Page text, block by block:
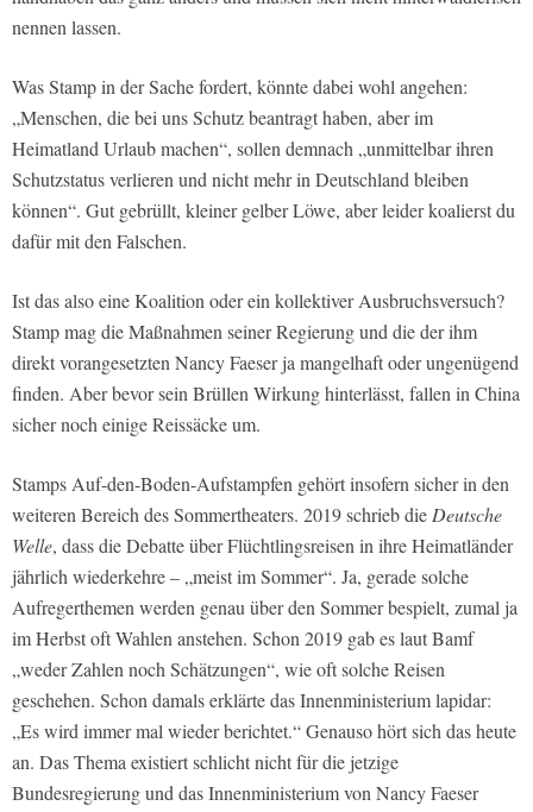
nennen lassen.
Was Stamp in der Sache fordert, könnte dabei wohl angehen:
„Menschen, die bei uns Schutz beantragt haben, aber im
Heimatland Urlaub machen“, sollen demnach „unmittelbar ihren
Schutzstatus verlieren und nicht mehr in Deutschland bleiben
können“. Gut gebrüllt, kleiner gelber Löwe, aber leider koalierst du
dafür mit den Falschen.
Ist das also eine Koalition oder ein kollektiver Ausbruchsversuch?
Stamp mag die Maßnahmen seiner Regierung und die der ihm
direkt vorangesetzten Nancy Faeser ja mangelhaft oder ungenügend
finden. Aber bevor sein Brüllen Wirkung hinterlässt, fallen in China
sicher noch einige Reissäcke um.
Stamps Auf-den-Boden-Aufstampfen gehört insofern sicher in den
weiteren Bereich des Sommertheaters. 2019 schrieb die Deutsche
Welle, dass die Debatte über Flüchtlingsreisen in ihre Heimatländer
jährlich wiederkehre – „meist im Sommer“. Ja, gerade solche
Aufregerthemen werden genau über den Sommer bespielt, zumal ja
im Herbst oft Wahlen anstehen. Schon 2019 gab es laut Bamf
„weder Zahlen noch Schätzungen“, wie oft solche Reisen
geschehen. Schon damals erklärte das Innenministerium lapidar:
„Es wird immer mal wieder berichtet.“ Genauso hört sich das heute
an. Das Thema existiert schlicht nicht für die jetzige
Bundesregierung und das Innenministerium von Nancy Faeser